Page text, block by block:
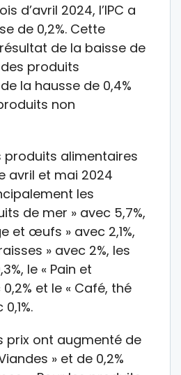
d’avril 2024, l’IPC a
de 0,2%. Cette
de la baisse de
des produits
la hausse de 0,4%
non
produits alimentaires
avril et mai 2024
les
de mer » avec 5,7%,
et œufs » avec 2,1%,
» avec 2%, les
le « Pain et
et le « Café, thé
prix ont augmenté de
» et de 0,2%